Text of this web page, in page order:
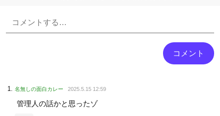
名無しの面白カレー 2025.5.15 12:59
管理人の話かと思ったゾ